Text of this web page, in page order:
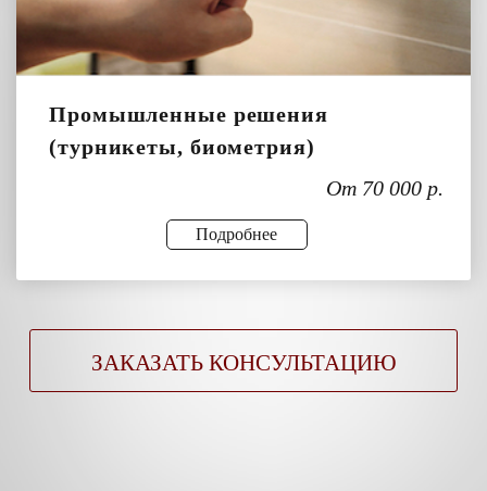
Промышленные решения
(турникеты, биометрия)
От 70 000 р.
Подробнее
ЗАКАЗАТЬ КОНСУЛЬТАЦИЮ